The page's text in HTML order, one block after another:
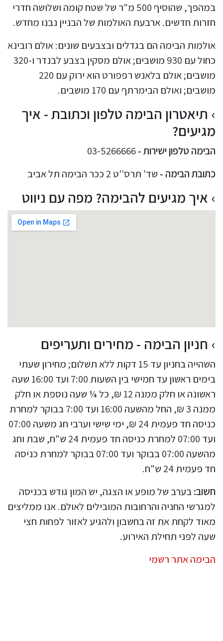
במהפך, שהוסיף 500 מ"ר של שטח קומה ושלושה חדרי
חזרות חדשים. ארבעת האולמות של הבניין נבנו מחדש.
אולמות הבימה הם בגדלים ובצבעים שונים: אולם רובינא
כחול עם 930 מושבים; אולם מסקין בצבע לבנדר ו-320
מושבים; אולם בלאנש רפפורט הוא ירוק עם 220
מושבים; ואולם הבימרתף עם 170 מושבים.
תיאטרון הבימה טלפון וכתובת - איך
מגיעים?
הבימה טלפון ישירות -
כתובת הבימה - שד' תרס''ט 2 ככר הבימה תל אביב
איך מגיעים להבימה? מפה עם ניווט
חניון הבימה - מחירים ותעריפים
השהייה בחניון עד 15 דקות ללא תשלום; מחירון שעתי
בימים ראשון עד חמישי בין השעות 7:00 ועד 16:00 שעה
ראשונה או חלק ממנה 12 ₪, כל ¼ שעה נוספת או חלק
ממנה 3 ₪, החל מהשעה 16:00 ועד 7:00 בבוקר למחרת
כניסה חד פעמית 24 ₪, ימי שישי וערבי חג משעה 07:00
ועד 07:00 למחרת כניסה חד פעמית 24 ש"ח, שבת וחג
מהשעה 07:00 בבוקר ועד 07:00 בבוקר למחרת כניסה
חד פעמית 24 ש"ח.
חשוב:בערב של מופע או הצגה, יש המון גודש בכניסה
למגרשי החניה והרחובות המובילים לאולם. אנו ממליצים
מאוד לקחת את זה בחשבון ולהגיע לאזור לפחות חצי
שעה לפני תחילת האירוע.
הבימה אתר רשמי